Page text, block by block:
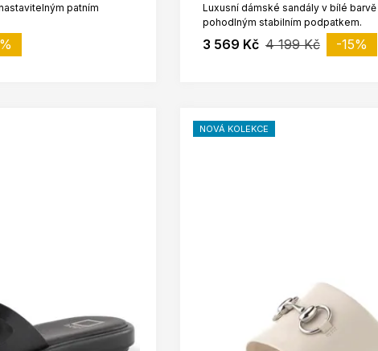
patním
Luxusní dámské sandály v bílé
pohodlným stabilním podpatkem.
3 569 Kč 4 199 Kč -15%
NOVÁ KOLEKCE